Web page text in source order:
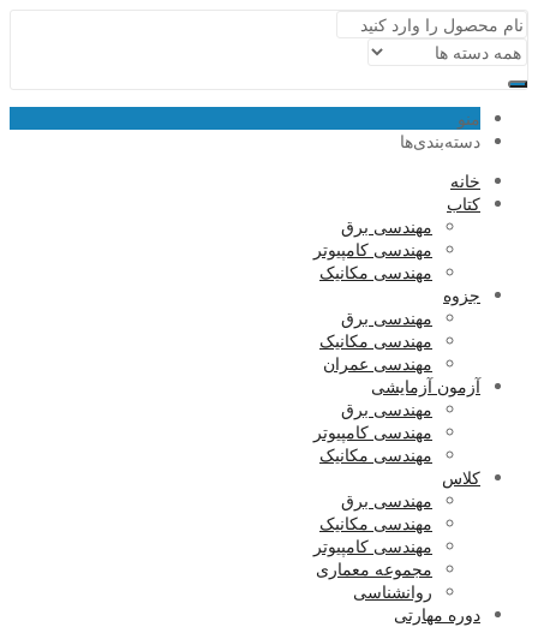
منو
دسته‌بندی‌ها
خانه
کتاب
مهندسی برق
مهندسی کامپیوتر
مهندسی مکانیک
جزوه
مهندسی برق
مهندسی مکانیک
مهندسی عمران
آزمون آزمایشی
مهندسی برق
مهندسی کامپیوتر
مهندسی مکانیک
کلاس
مهندسی برق
مهندسی مکانیک
مهندسی کامپیوتر
مجموعه معماری
روانشناسی
دوره مهارتی